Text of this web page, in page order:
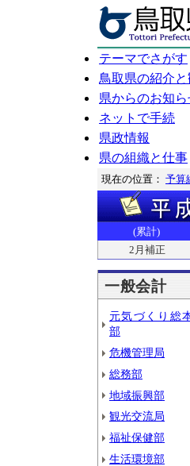
テーマでさがす
鳥取県の紹介
県からのお知ら
ネットで手続
県政情報
県の組織と仕事
現在の位置： 予算
(累計)
2月補正
一般会計
元気づくり総
部
危機管理局
総務部
地域振興部
観光交流局
福祉保健部
生活環境部